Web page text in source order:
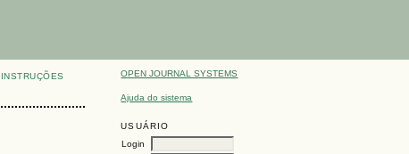
OPEN JOURNAL SYSTEMS
Ajuda do sistema
USUÁRIO
Login
INSTRUÇÕES